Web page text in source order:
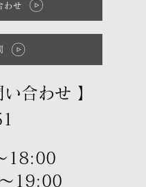
わせ
合わせ 】
18:00
19:00